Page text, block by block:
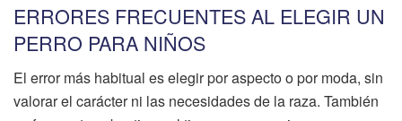
ERRORES FRECUENTES AL ELEGIR UN
PERRO PARA NIÑOS
El error más habitual es elegir por aspecto o por moda, sin
valorar el carácter ni las necesidades de la raza. También